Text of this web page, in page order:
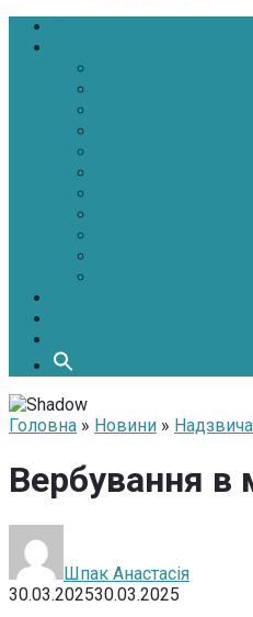
Головна » Новини »
Вербування в
Шпак Анастасія
30.03.202530.03.2025